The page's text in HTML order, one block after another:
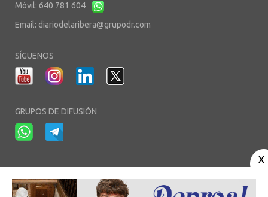
Móvil: 640 781 604
Email: diariodelaribera@grupodr.com
SÍGUENOS
GRUPOS DE DIFUSIÓN